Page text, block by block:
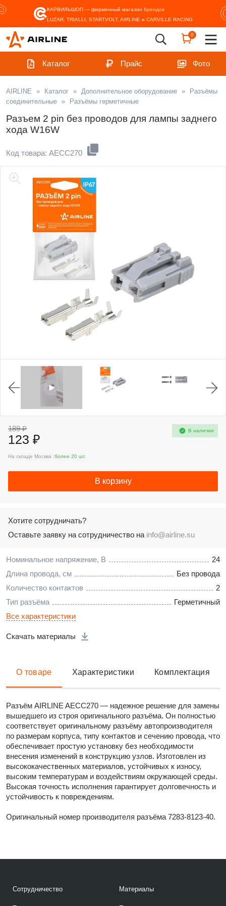
КАРВИЛЬШОП — фирменный магазин брендов
LUZAR, TRIALLI, STARTVOLT, AIRLINE и CARVILLE RACING
0
Каталог Прайс Фото
AIRLINE » Каталог » Дополнительное оборудование »
Разъёмы
соединительные » Разъёмы герметичные
Разъем 2 pin без проводов для лампы заднего
хода W16W
Код товара: AECC270
Номинальное напряжение, В
24
Длина провода, см
Без провода
Количество контактов
2
Тип разъёма
Герметичный
Все характеристики
Скачать материалы
189 ₽
123 ₽
В наличии
На складе Москва :более 20 шт.
В корзину
Хотите сотрудничать?
Оставьте заявку на сотрудничество на info@airline.su
О товаре Характеристики Комплектация
Разъём AIRLINE AECC270 — надежное решение для замены
вышедшего из строя оригинального разъёма. Он полностью
соответствует оригинальному разъёму автопроизводителя
по размерам корпуса, типу контактов и сечению провода, что
обеспечивает простую установку без необходимости
внесения изменений в конструкцию узлов. Изготовлен из
высококачественных материалов, устойчивых к износу,
высоким температурам и воздействиям окружающей среды.
Высокая точность исполнения гарантирует долговечность и
устойчивость к повреждениям.
Оригинальный номер производителя разъёма 7283-8123-40.
Сотрудничество Материалы